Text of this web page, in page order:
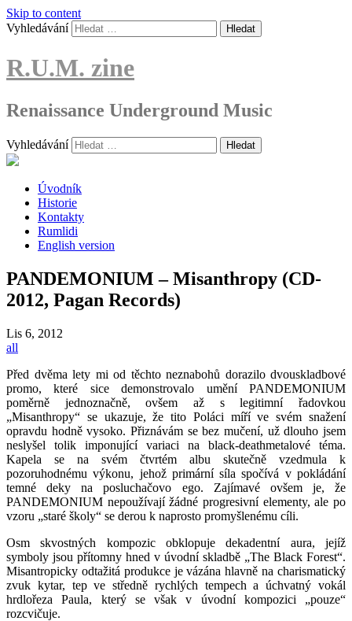
Skip to content
Vyhledávání
R.U.M. zine
Renaissance Underground Music
Vyhledávání
Úvodník
Historie
Kontakty
Rumlidi
English version
PANDEMONIUM – Misanthropy (CD-
2012, Pagan Records)
Lis 6, 2012
all
Před dvěma lety mi od těchto neznabohů dorazilo dvouskladbové
promo, které sice demonstrovalo umění PANDEMONIUM
poměrně jednoznačně, ovšem až s legitimní řadovkou
„Misanthropy“ se ukazuje, že tito Poláci míří ve svém snažení
opravdu hodně vysoko. Přiznávám se bez mučení, už dlouho jsem
neslyšel tolik imponující variaci na black-deathmetalové téma.
Kapela se na svém čtvrtém albu skutečně vzedmula k
pozoruhodnému výkonu, jehož primární síla spočívá v pokládání
temné deky na posluchačovo ego. Zajímavé ovšem je, že
PANDEMONIUM nepoužívají žádné progresivní elementy, ale po
vzoru „staré školy“ se derou k naprosto promyšlenému cíli.
Osm skvostných kompozic obklopuje dekadentní aura, jejíž
symboly jsou přítomny hned v úvodní skladbě „The Black Forest“.
Misantropicky odtažitá produkce je vázána hlavně na charismatický
zvuk kytar, tep ve středně rychlých tempech a úchvatný vokál
hrdlořeza Paula, který se však v úvodní kompozici „pouze“
rozcvičuje.